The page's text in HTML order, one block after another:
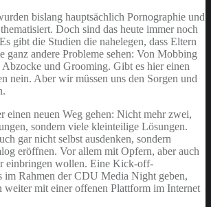
bislang hauptsächlich Pornographie und
Doch sind das heute immer noch
gibt die Studien die nahelegen, dass Eltern
ganz andere Probleme sehen: Von Mobbing
und Grooming. Gibt es hier einen
nein. Aber wir müssen uns den Sorgen und
einen neuen Weg gehen: Nicht mehr zwei,
sondern viele kleinteilige Lösungen.
gar nicht selbst ausdenken, sondern
eröffnen. Vor allem mit Opfern, aber auch
einbringen wollen. Eine Kick-off-
im Rahmen der CDU Media Night geben,
weiter mit einer offenen Plattform im Internet